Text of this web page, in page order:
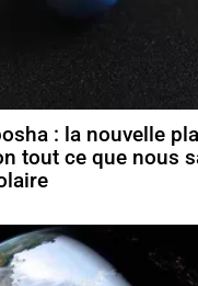
: la nouvelle
tout ce que nous